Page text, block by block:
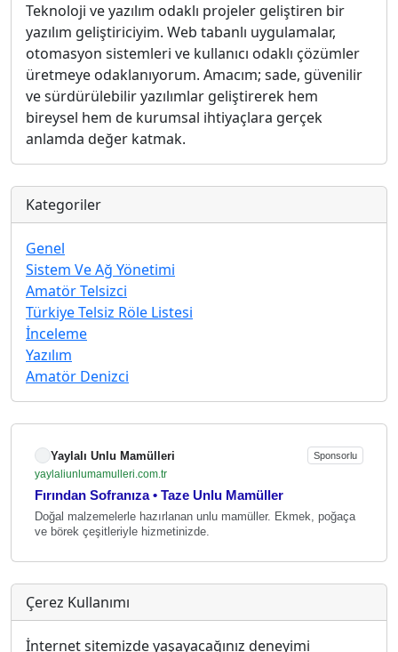
Teknoloji ve yazılım odaklı projeler geliştiren bir
yazılım geliştiriciyim. Web tabanlı uygulamalar,
otomasyon sistemleri ve kullanıcı odaklı çözümler
üretmeye odaklanıyorum. Amacım; sade, güvenilir
ve sürdürülebilir yazılımlar geliştirerek hem
bireysel hem de kurumsal ihtiyaçlara gerçek
anlamda değer katmak.
Kategoriler
Genel
Sistem Ve Ağ Yönetimi
Amatör Telsizci
Türkiye Telsiz Röle Listesi
İnceleme
Yazılım
Amatör Denizci
Yaylalı Unlu Mamülleri Sponsorlu
yaylaliunlumamulleri.com.tr
Fırından Sofranıza • Taze Unlu Mamüller
Doğal malzemelerle hazırlanan unlu mamüller. Ekmek, poğaça
ve börek çeşitleriyle hizmetinizde.
Çerez Kullanımı
İnternet sitemizde yaşayacağınız deneyimi